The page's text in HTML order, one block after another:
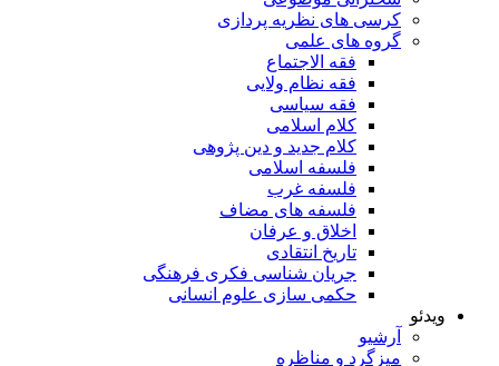
کرسی های نظریه پردازی
گروه های علمی
فقه الاجتماع
فقه نظام ولایی
فقه سیاسی
کلام اسلامی
کلام جدید و دین پژوهی
فلسفه اسلامی
فلسفه غرب
فلسفه های مضاف
اخلاق و عرفان
تاریخ انتقادی
جریان شناسی فکری فرهنگی
حکمی سازی علوم انسانی
ویدئو
آرشیو
میزگرد و مناظره